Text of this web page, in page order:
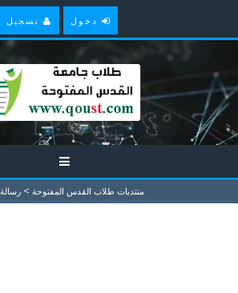
دخول تسجيل
منتديات طلاب القدس المفتوحة > رسالة